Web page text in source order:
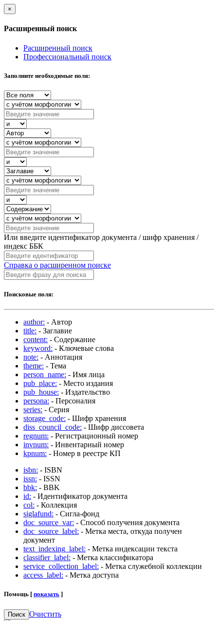
×
Расширенный поиск
Расширенный поиск
Профессиональный поиск
Заполните необходимые поля:
Или введите идентификатор документа / шифр хранения /
индекс ББК
Справка о расширенном поиске
Поисковые поля:
author: - Автор
title: - Заглавие
content: - Содержание
keyword: - Ключевые слова
note: - Аннотация
theme: - Тема
person_name: - Имя лица
pub_place: - Место издания
pub_house: - Издательство
persona: - Персоналия
series: - Серия
storage_code: - Шифр хранения
diss_council_code: - Шифр диссовета
regnum: - Регистрационный номер
invnum: - Инвентарный номер
kpnum: - Номер в реестре КП
isbn: - ISBN
issn: - ISSN
bbk: - BBK
id: - Идентификатор документа
col: - Коллекция
siglafund: - Сигла-фонд
doc_source_var: - Способ получения документа
doc_source_label: - Метка места, откуда получен
документ
text_indexing_label: - Метка индексации текста
classifier_label: - Метка классификатора
service_collection_label: - Метка служебной коллекции
access_label: - Метка доступа
Помощь [ показать ]
Поиск Очистить